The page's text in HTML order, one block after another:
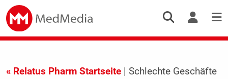
« Relatus Pharm Startseite| Schlechte Geschäfte